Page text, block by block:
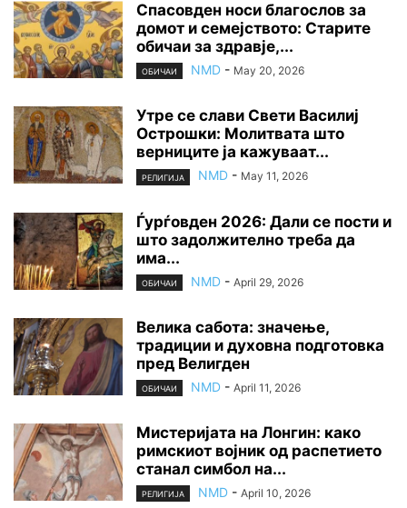
Спасовден носи благослов за
домот и семејството: Старите
обичаи за здравје,...
ОБИЧАИ NMD - May 20, 2026
Утре се слави Свети Василиј
Острошки: Молитвата што
верниците ја кажуваат...
РЕЛИГИЈА NMD - May 11, 2026
Ѓурѓовден 2026: Дали се пости и
што задолжително треба да
има...
ОБИЧАИ NMD - April 29, 2026
Велика сабота: значење,
традиции и духовна подготовка
пред Велигден
ОБИЧАИ NMD - April 11, 2026
Мистеријата на Лонгин: како
римскиот војник од распетието
станал симбол на...
РЕЛИГИЈА NMD - April 10, 2026